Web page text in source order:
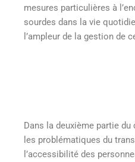
mesures particulières à
sourdes dans la vie
l’ampleur de la gestion de
Dans la deuxième partie
les problématiques du
l’accessibilité des